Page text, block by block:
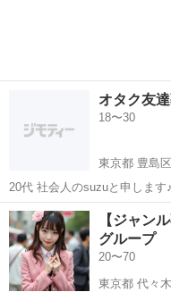
オタク友達
18〜30
東京都 豊島区
20代 社会人のsuzuと申します♪ 推し活やコラボなど一緒に行っていた
だける方募集してます！ 2次元と3次元両方とも推してます！ アイナ
ナ,ケロロ,声優さん,SUPER
東京 豊島区
【ジャン
グループ
20〜70
東京都 代々